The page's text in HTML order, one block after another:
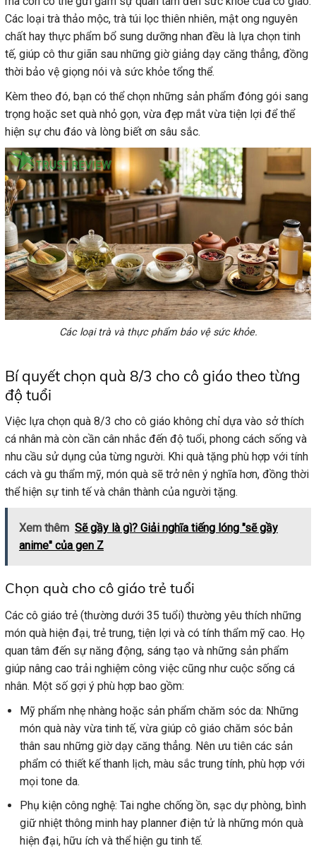
Các loại trà thảo mộc, trà túi lọc thiên nhiên, mật ong nguyên
chất hay thực phẩm bổ sung dưỡng nhan đều là lựa chọn tinh
tế, giúp cô thư giãn sau những giờ giảng dạy căng thẳng, đồng
thời bảo vệ giọng nói và sức khỏe tổng thể.
Kèm theo đó, bạn có thể chọn những sản phẩm đóng gói sang
trọng hoặc set quà nhỏ gọn, vừa đẹp mắt vừa tiện lợi để thể
hiện sự chu đáo và lòng biết ơn sâu sắc.
Các loại trà và thực phẩm bảo vệ sức khỏe.
Bí quyết chọn quà 8/3 cho cô giáo theo từng
độ tuổi
Việc lựa chọn quà 8/3 cho cô giáo không chỉ dựa vào sở thích
cá nhân mà còn cần cân nhắc đến độ tuổi, phong cách sống và
nhu cầu sử dụng của từng người. Khi quà tặng phù hợp với tính
cách và gu thẩm mỹ, món quà sẽ trở nên ý nghĩa hơn, đồng thời
thể hiện sự tinh tế và chân thành của người tặng.
Xem thêm Sẽ gầy là gì? Giải nghĩa tiếng lóng "sẽ gầy
anime" của gen Z
Chọn quà cho cô giáo trẻ tuổi
Các cô giáo trẻ (thường dưới 35 tuổi) thường yêu thích những
món quà hiện đại, trẻ trung, tiện lợi và có tính thẩm mỹ cao. Họ
quan tâm đến sự năng động, sáng tạo và những sản phẩm
giúp nâng cao trải nghiệm công việc cũng như cuộc sống cá
nhân. Một số gợi ý phù hợp bao gồm:
Mỹ phẩm nhẹ nhàng hoặc sản phẩm chăm sóc da: Những
món quà này vừa tinh tế, vừa giúp cô giáo chăm sóc bản
thân sau những giờ dạy căng thẳng. Nên ưu tiên các sản
phẩm có thiết kế thanh lịch, màu sắc trung tính, phù hợp với
mọi tone da.
Phụ kiện công nghệ: Tai nghe chống ồn, sạc dự phòng, bình
giữ nhiệt thông minh hay planner điện tử là những món quà
hiện đại, hữu ích và thể hiện gu tinh tế.